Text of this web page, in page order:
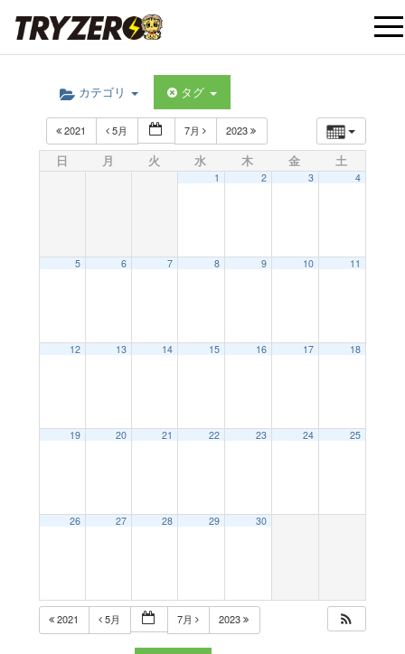
t
カテゴリ タグ
2021 5月 7月 2023
日 月 火 水 木 金 土
1 2 3 4
5 6 7 8 9 10 11
12 13 14 15 16 17 18
19 20 21 22 23 24 25
26 27 28 29 30
2021 5月 7月 2023
5:00 AM